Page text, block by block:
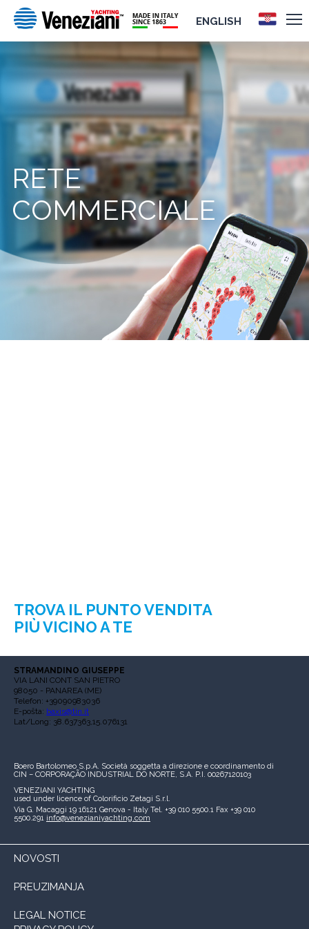
ENGLISH
RETE
COMMERCIALE
TROVA IL PUNTO VENDITA
PIÙ VICINO A TE
STRAMANDINO GIUSEPPE
VIA LANI CONT SAN PIETRO
98050 - PANAREA (ME)
Telefon: +39090983036
E-pošta: baxis@tin.it
Lat/Long: 38.637363,15.076131
Boero Bartolomeo S.p.A. Società soggetta a direzione e coordinamento di
CIN – CORPORAÇÃO INDUSTRIAL DO NORTE, S.A. P.I. 00267120103
VENEZIANI YACHTING
used under licence of Colorificio Zetagi S.r.l.
Via G. Macaggi 19 16121 Genova - Italy Tel. +39 010 5500.1 Fax +39 010
5500.291 info@venezianiyachting.com
NOVOSTI
PREUZIMANJA
LEGAL NOTICE